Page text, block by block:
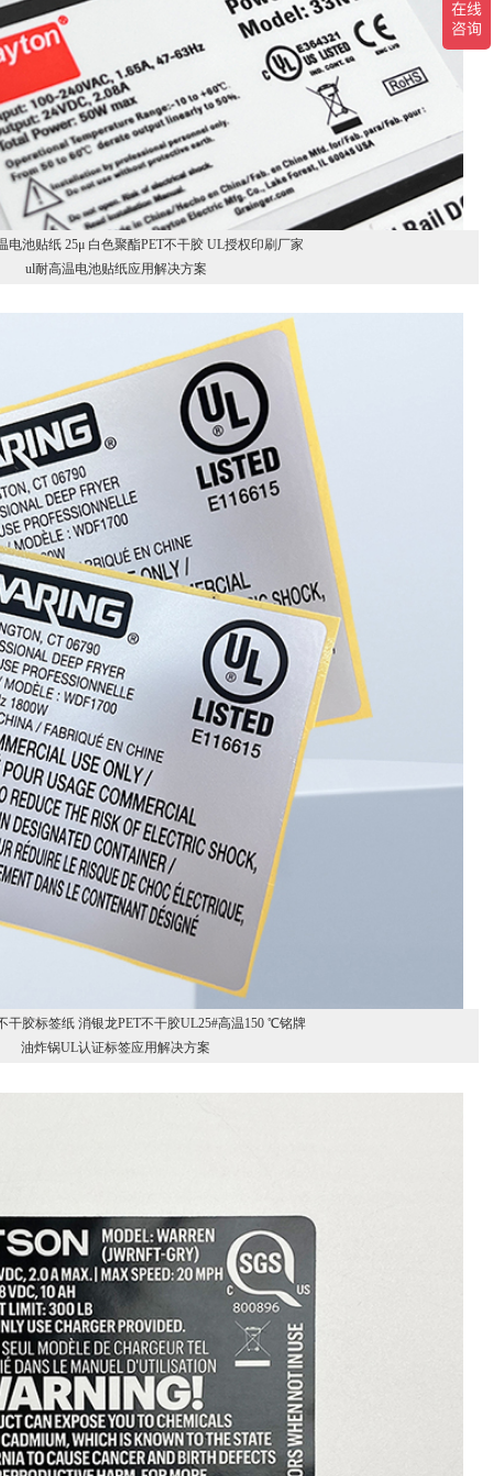
电池贴纸 25μ 白色聚酯PET不干胶 UL授权印刷厂家
ul耐高温电池贴纸应用解决方案
干胶标签纸 消银龙PET不干胶UL25#高温150 ℃铭牌
油炸锅UL认证标签应用解决方案